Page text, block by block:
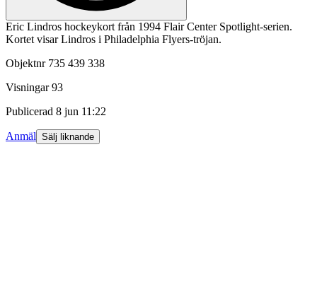
Eric Lindros hockeykort från 1994 Flair Center Spotlight-serien.
Kortet visar Lindros i Philadelphia Flyers-tröjan.
Objektnr 735 439 338
Visningar 93
Publicerad 8 jun 11:22
Anmäl Sälj liknande